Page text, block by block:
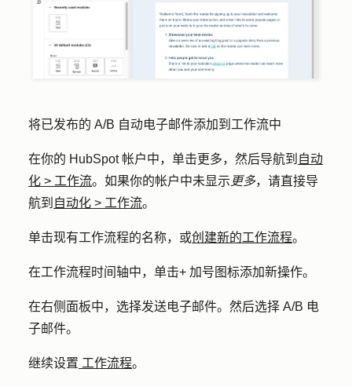
将已发布的 A/B 自动电子邮件添加到工作流中
在你的 HubSpot 帐户中，单击更多，然后导航到 自动
化 > 工作流。如果你的帐户中未显示 更多，请直接导
航到 自动化 > 工作流。
单击现有工作流程的名称，或创建新的工作流程。
在工作流程时间轴中，单击+ 加号图标添加新操作。
在右侧面板中，选择发送电子邮件。然后选择 A/B 电
子邮件。
继续设置 工作流程。